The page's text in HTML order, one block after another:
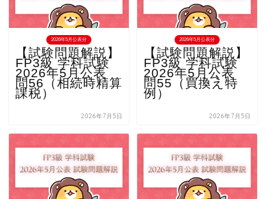
2026年5月公表分
【試験問題解説】
FP3級 学科試験
2026年5月公表
問56（相続時精算
課税）
2026年7月5日
2026年5月公表分
【試験問題解説】
FP3級 学科試験
2026年5月公表
問55（買換え特
例）
2026年7月5日